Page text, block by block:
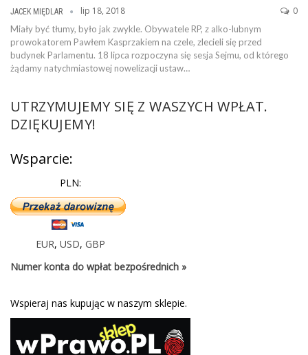
JACEK MIĘDLAR lip 18, 2018 0
Miały być tłumy, było jak zwykle. Obywatele RP, z alko-lubnym
prowokatorem Pawłem Kasprzakiem na czele, zlecieli się przed
budynek Parlamentu. 18 lipca rozpoczyna się sesja Sejmu, od którego
żądamy natychmiastowej nowelizacji ustaw…
UTRZYMUJEMY SIĘ Z WASZYCH WPŁAT.
DZIĘKUJEMY!
Wsparcie:
PLN:
EUR, USD, GBP
Numer konta do wpłat bezpośrednich »
Wspieraj nas kupując w naszym sklepie.